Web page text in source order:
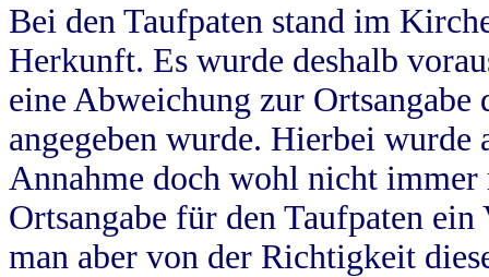
Bei den Taufpaten stand im
Herkunft. Es wurde deshalb
eine Abweichung zur
angegeben wurde. Hierbei wurde
Annahme doch wohl nicht
Ortsangabe für den Taufpaten
man aber von der Richtigkeit